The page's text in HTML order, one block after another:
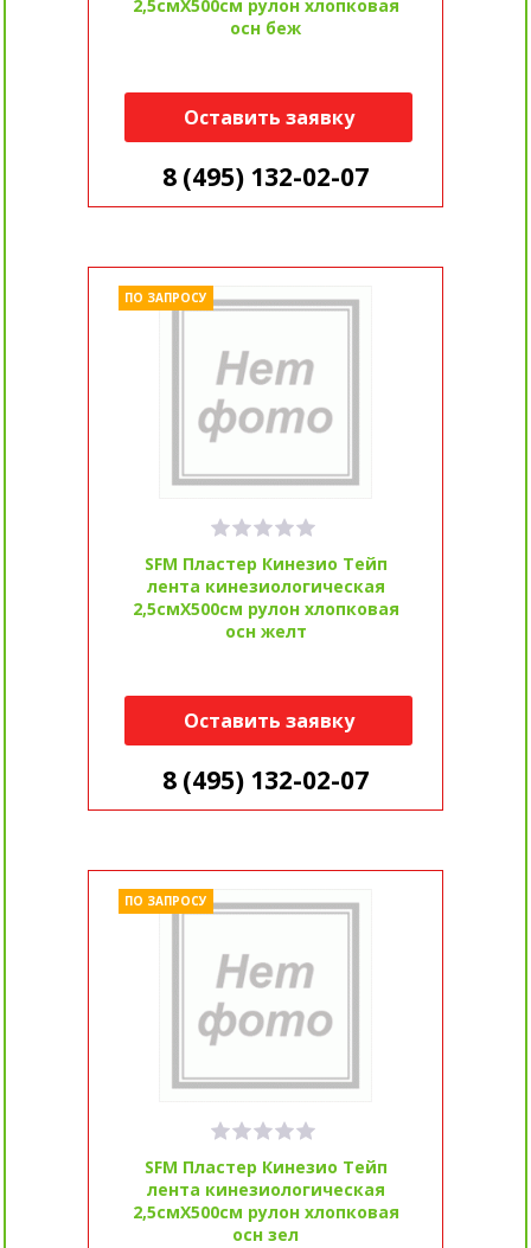
2,5смX500см рулон хлопковая
осн беж
Оставить заявку
8 (495) 132-02-07
SFM Пластер Кинезио Тейп
лента кинезиологическая
2,5смX500см рулон хлопковая
осн желт
ПО ЗАПРОСУ
Оставить заявку
8 (495) 132-02-07
SFM Пластер Кинезио Тейп
лента кинезиологическая
2,5смX500см рулон хлопковая
осн зел
ПО ЗАПРОСУ